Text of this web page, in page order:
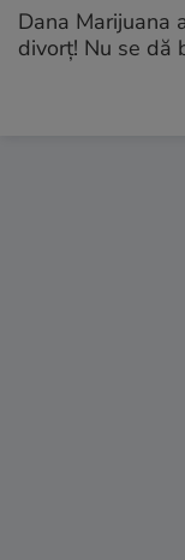
Dana Marijuana
divorț! Nu se dă